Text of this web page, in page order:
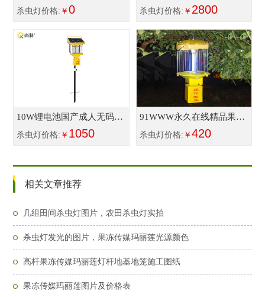
杀虫灯价格: ￥0 杀虫灯价格: ￥ 2800
10W锂电池国产成人无码免
费精品果冻传...
杀虫灯价格: ￥ 1050
91WWW永久在线精品果冻
传媒FS018接220...
杀虫灯价格: ￥ 420
相关文章推荐
几组田间杀虫灯图片，农田杀虫灯实拍
杀虫灯发光的图片，果冻传媒玛丽莲光源颜色
高杆果冻传媒玛丽莲灯杆地基地笼施工图纸
果冻传媒玛丽莲图片及价格表